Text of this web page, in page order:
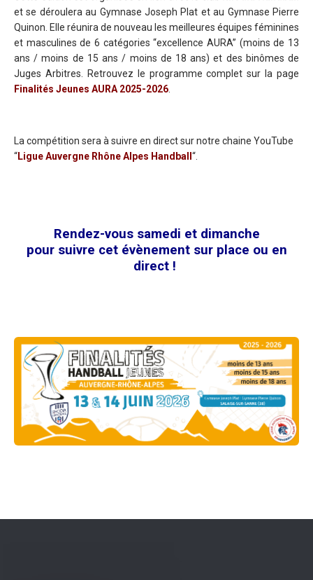
et se déroulera au Gymnase Joseph Plat et au Gymnase Pierre
Quinon. Elle réunira de nouveau les meilleures équipes féminines
et masculines de 6 catégories “excellence AURA” (moins de 13
ans / moins de 15 ans / moins de 18 ans) et des binômes de
Juges Arbitres. Retrouvez le programme complet sur la page
Finalités Jeunes AURA 2025-2026
La compétition sera à suivre en direct sur notre chaine YouTube
“Ligue Auvergne Rhône Alpes Handball “.
Rendez-vous samedi et dimanche
pour suivre cet évènement sur place ou en
direct !